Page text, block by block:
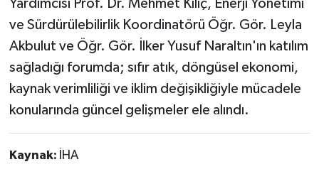
Yardımcısı Prof. Dr. Mehmet Kılıç, Enerji Yönetimi
ve Sürdürülebilirlik Koordinatörü Öğr. Gör. Leyla
Akbulut ve Öğr. Gör. İlker Yusuf Naraltın'ın katılım
sağladığı forumda; sıfır atık, döngüsel ekonomi,
kaynak verimliliği ve iklim değişikliğiyle mücadele
konularında güncel gelişmeler ele alındı.
Kaynak: İHA